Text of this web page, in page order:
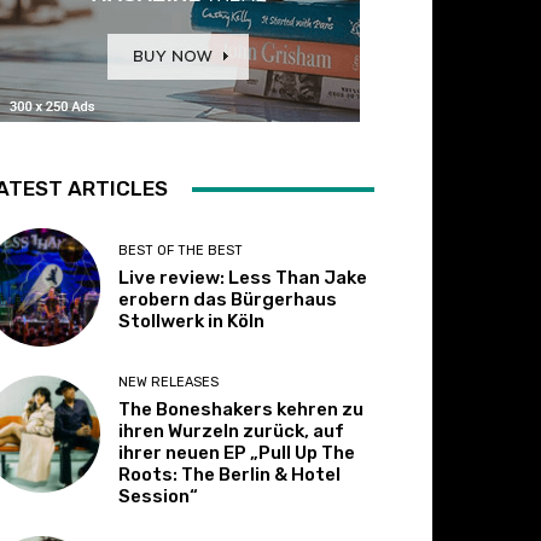
ARTICLES
BEST OF THE BEST
Live review: Less Than Jake
erobern das Bürgerhaus
Stollwerk in Köln
NEW RELEASES
The Boneshakers kehren zu
ihren Wurzeln zurück, auf
ihrer neuen EP „Pull Up The
Roots: The Berlin & Hotel
Session“